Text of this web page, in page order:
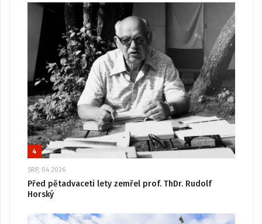
4
SRP, 04 2026
Před pětadvaceti lety zemřel prof. ThDr. Rudolf
Horský